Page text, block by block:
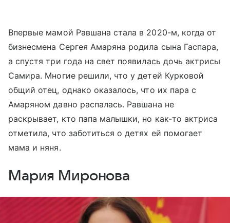
Впервые мамой Равшана стала в 2020-м, когда от
бизнесмена Сергея Амаряна родила сына Гаспара,
а спустя три года на свет появилась дочь актрисы
Самира. Многие решили, что у детей Курковой
общий отец, однако оказалось, что их пара с
Амаряном давно распалась. Равшана не
раскрывает, кто папа малышки, но как-то актриса
отметила, что заботиться о детях ей помогает
мама и няня.
Мария Миронова